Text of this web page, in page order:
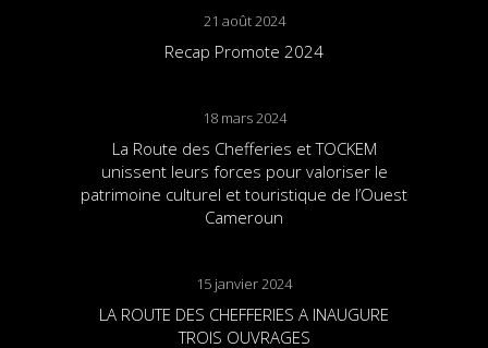
21 août 2024
Recap Promote 2024
18 mars 2024
La Route des Chefferies et TOCKEM
unissent leurs forces pour valoriser le
patrimoine culturel et touristique de l’Ouest
Cameroun
15 janvier 2024
LA ROUTE DES CHEFFERIES A INAUGURE
TROIS OUVRAGES